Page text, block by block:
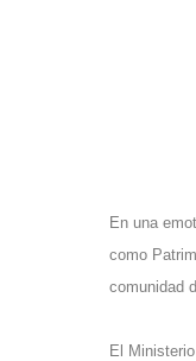
En una
como
comunidad
El